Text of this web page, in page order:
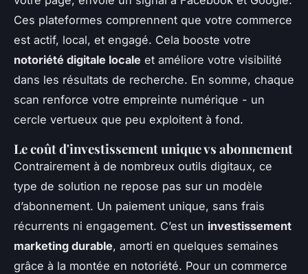
Ces plateformes comprennent que votre commerce
est actif, local, et engagé. Cela booste votre
notoriété digitale locale et améliore votre visibilité
dans les résultats de recherche. En somme, chaque
scan renforce votre empreinte numérique - un
cercle vertueux que peu exploitent à fond.
Le coût d'investissement unique vs abonnement
Contrairement à de nombreux outils digitaux, ce
type de solution ne repose pas sur un modèle
d’abonnement. Un paiement unique, sans frais
récurrents ni engagement. C’est un investissement
marketing durable, amorti en quelques semaines
grâce à la montée en notoriété. Pour un commerce